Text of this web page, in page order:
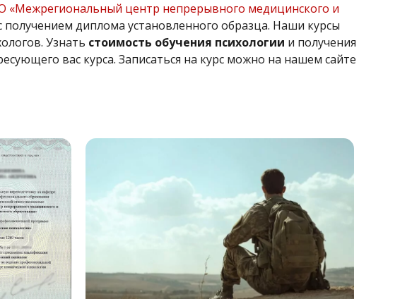
«Межрегиональный центр непрерывного медицинского и
получением диплома установленного образца. Наши курсы
Узнать стоимость обучения психологии и получения
вас курса. Записаться на курс можно на нашем сайте